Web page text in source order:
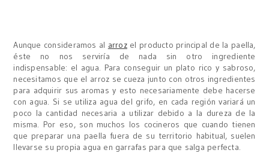
Aunque consideramos al arrozel producto principal de la paella,
éste no nos serviría de nada sin otro ingrediente
indispensable: el agua. Para conseguir un plato rico y sabroso,
necesitamos que el arroz se cueza junto con otros ingredientes
para adquirir sus aromas y esto necesariamente debe hacerse
con agua. Si se utiliza agua del grifo, en cada región variará un
poco la cantidad necesaria a utilizar debido a la dureza de la
misma. Por eso, son muchos los cocineros que cuando tienen
que preparar una paella fuera de su territorio habitual, suelen
llevarse su propia agua en garrafas para que salga perfecta.